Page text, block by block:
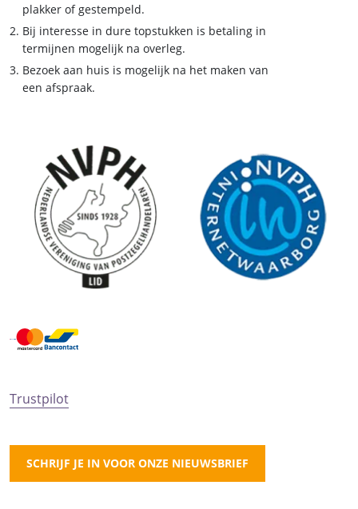
plakker of gestempeld.
Bij interesse in dure topstukken is betaling in
termijnen mogelijk na overleg.
Bezoek aan huis is mogelijk na het maken van
een afspraak.
Trustpilot
SCHRIJF JE IN VOOR ONZE NIEUWSBRIEF